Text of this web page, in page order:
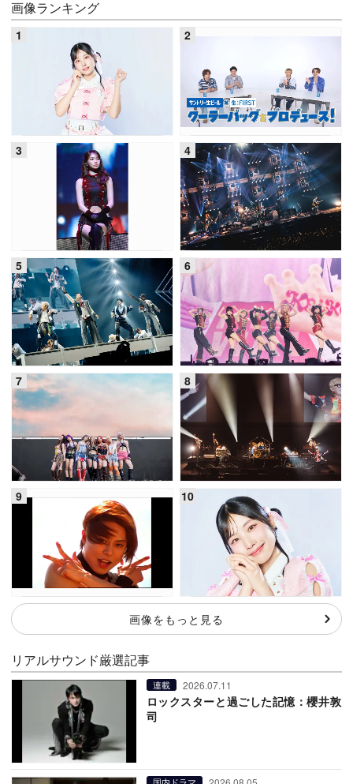
画像ランキング
画像をもっと見る
リアルサウンド厳選記事
連載 2026.07.11
ロックスターと過ごした記憶：櫻井敦
司